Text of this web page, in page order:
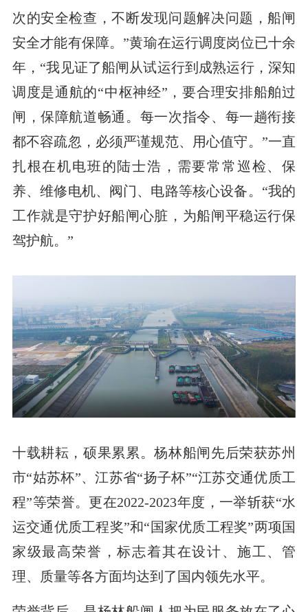
次的安全检查，不断发现问题解决问题，船闸
安全才能有保障。”黄瑜在运行调度岗位已十余
年，“我见证了船闸从试运行到成熟运行，深知
调度是通航的“中枢神经”，要合理安排船舶过
闸，保障航道畅通。每一次指令、每一趟衔接
都不容疏忽，必须严谨规范、用心值守。”一直
扎根在机电班的陆士浩，需要常常巡检、保
养、维修电机、阀门、电路等核心设备。“我的
工作就是守护好船闸心脏，为船闸平稳运行保
驾护航。”
十载耕耘，硕果累累。杨林船闸先后荣获苏州
市“姑苏杯”、江苏省“扬子杯”“江苏交通优质工
程”等荣誉。更在2022-2023年度，一举斩获“水
运交通优质工程奖”和“国家优质工程奖”两项国
家级最高荣誉，标志着其在设计、施工、管
理、质量等各方面均达到了国内领先水平。